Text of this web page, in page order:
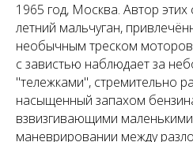
1965 год, Москва. Автор этих
летний мальчуган,
необычным треском
с завистью наблюдает за
"тележками", стремительно
насыщенный запахом
взвизгивающими
маневрировании между